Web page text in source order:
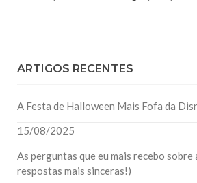
ARTIGOS RECENTES
A Festa de Halloween Mais Fofa da
15/08/2025
As perguntas que eu mais recebo sobre
respostas mais sinceras!)